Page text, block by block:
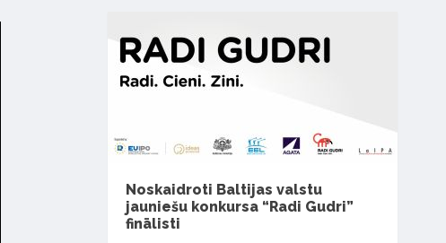
Noskaidroti Baltijas valstu
jauniešu konkursa “Radi Gudri”
finālisti